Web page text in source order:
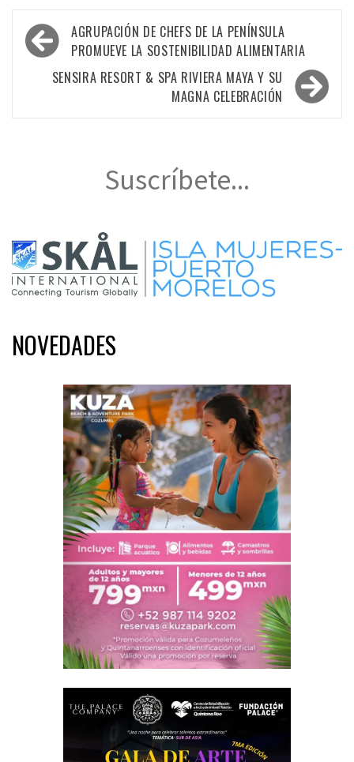
Navegación
de
entradas
AGRUPACIÓN DE CHEFS DE LA PENÍNSULA
PROMUEVE LA SOSTENIBILIDAD ALIMENTARIA
SENSIRA RESORT & SPA RIVIERA MAYA Y SU
MAGNA CELEBRACIÓN
Suscríbete...
NOVEDADES